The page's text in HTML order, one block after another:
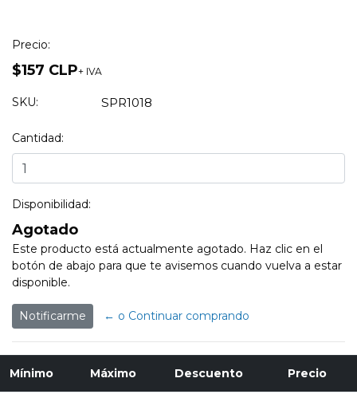
Precio:
$157 CLP+ IVA
SKU: SPR1018
Cantidad:
Disponibilidad:
Agotado
Este producto está actualmente agotado. Haz clic en el
botón de abajo para que te avisemos cuando vuelva a estar
disponible.
Notificarme ← o Continuar comprando
Mínimo Máximo Descuento Precio